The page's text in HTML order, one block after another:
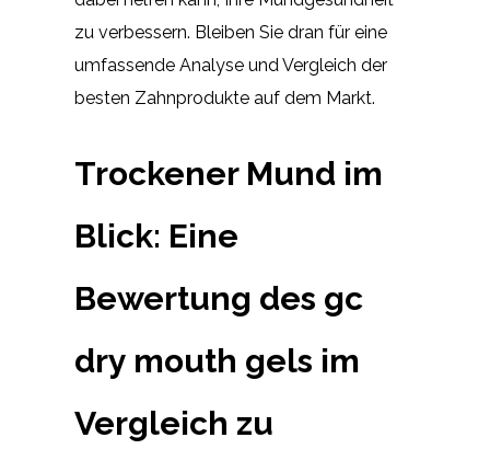
zu verbessern. Bleiben Sie dran für eine
umfassende Analyse und Vergleich der
besten Zahnprodukte auf dem Markt.
Trockener Mund im
Blick: Eine
Bewertung des gc
dry mouth gels im
Vergleich zu